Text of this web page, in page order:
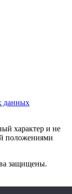
данных
характер и не
положениями
защищены.